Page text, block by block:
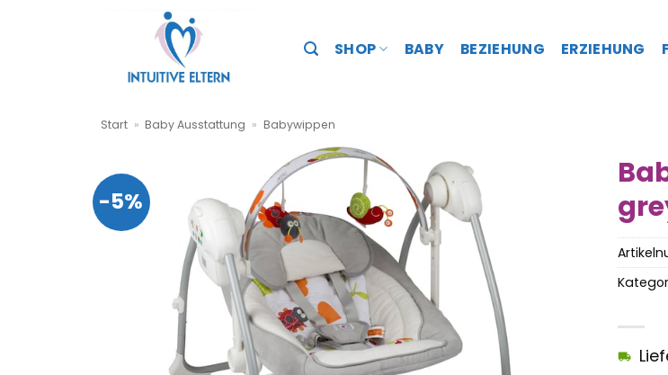
SHOP BABY BEZIEHUNG ERZIEHUNG
Start » Baby Ausstattung » Babywippen
-5%